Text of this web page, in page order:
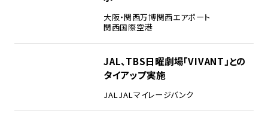
大阪・関西万博関西エアポート
関西国際空港
JAL、TBS日曜劇場「VIVANT」との
タイアップ実施
JALJALマイレージバンク